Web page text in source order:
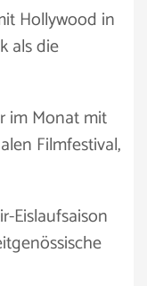
Hollywood in
als die
im Monat mit
Filmfestival,
Eislaufsaison